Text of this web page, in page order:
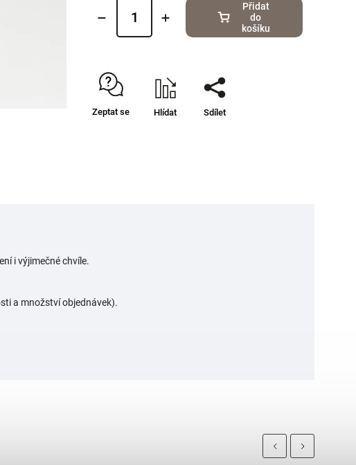
Přidat
do
košíku
Zeptat se Hlídat Sdílet
i výjimečné chvíle.
a množství objednávek).
Previous Next